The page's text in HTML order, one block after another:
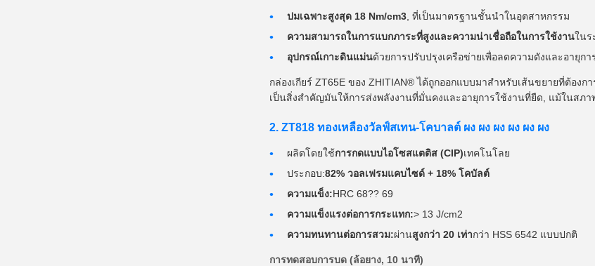
ปมเฉพาะสูงสุด 18 Nm/cm3 , ที่เป็นมาตรฐานชั้นนําในอุตสาหกรรม
ความสามารถในการแบกภาระที่สูงและความน่าเชื่อถือในการใช้งานในร
อุปกรณ์เกาะดินแม่นด้วยการปรับปรุงเครือข่ายเพื่อลดความดังและอายุก
กล่องเกียร์ ZT65E ของ ZHITIAN® ได้ถูกออกแบบมาสําหรับเส้นขยายที่ต้อ
เป็นสิ่งสําคัญมันให้การส่งพลังงานที่มั่นคงและอายุการใช้งานที่ยืด, แม้ในสภา
2. ZT818 ทองเหลืองวัลฟ์สเทน-โคบาลต์ ผง ผง ผง ผง ผง ผง
ผลิตโดยใช้การกดแบบไอโซสแตติส (CIP)เทคโนโลย
ประกอบ:82% วอลเฟรมแคบไซด์ + 18% โคบัลต์
ความแข็ง:HRC 68?? 69
ความแข็งแรงต่อการกระแทก:> 13 J/cm2
ความทนทานต่อการสวม:ผ่านสูงกว่า 20 เท่ากว่า HSS 6542 แบบปกติ
การทดสอบการบด (ล้อยาง, 10 นาที)